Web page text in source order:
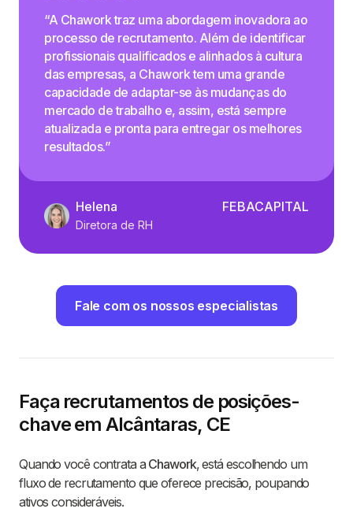
“A Chawork traz uma abordagem inovadora ao
processo de recrutamento. Além de identificar
profissionais qualificados e alinhados à cultura
das empresas, a Chawork tem uma grande
capacidade de adaptar-se às mudanças do
mercado de trabalho e, assim, está sempre
atualizada e pronta para entregar os melhores
resultados.”
Helena
Diretora de RH
FEBACAPITAL
Fale com os nossos especialistas
Faça recrutamentos de posições-
chave em Alcântaras, CE
Quando você contrata a Chawork, está escolhendo um
fluxo de recrutamento que oferece precisão, poupando
ativos consideráveis.